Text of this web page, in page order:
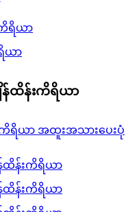
ရိယာ
န်ထိန်းကိရိယာ